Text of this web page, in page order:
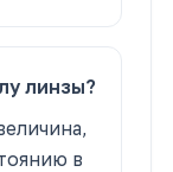
линзы?
в